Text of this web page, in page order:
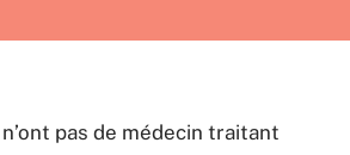
pas de médecin traitant